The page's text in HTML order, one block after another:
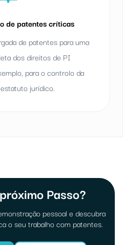
de patentes críticas
de patentes para uma
dos direitos de PI
para o controlo da
jurídico.
Passo?
pessoal e descubra
o seu trabalho com patentes.